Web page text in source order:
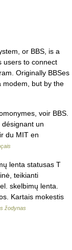
or BBS, is a
users to connect
Originally BBSes
modem, but by the
voir BBS.
un
du MIT en
lenta statusas T
teikianti
skelbimų lenta.
Kartais mokestis
žodynas